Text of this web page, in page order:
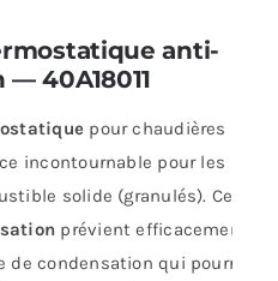
anti-
40A18011
pour chaudières MCZ
incontournable pour les
solide (granulés). Cette
prévient efficacement la
de condensation qui pourrait